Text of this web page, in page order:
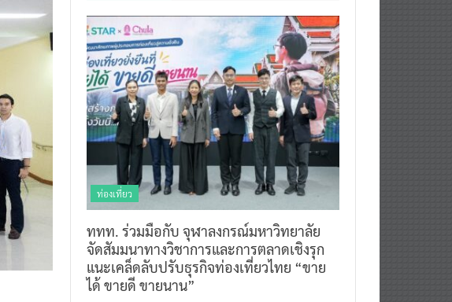
ท่องเที่ยว
ททท. ร่วมมือกับ จุฬาลงกรณ์มหาวิทยาลัย
จัดสัมมนาทางวิชาการและการตลาดเชิงรุก
แนะเคล็ดลับปรับธุรกิจท่องเที่ยวไทย “ขาย
ได้ ขายดี ขายนาน”